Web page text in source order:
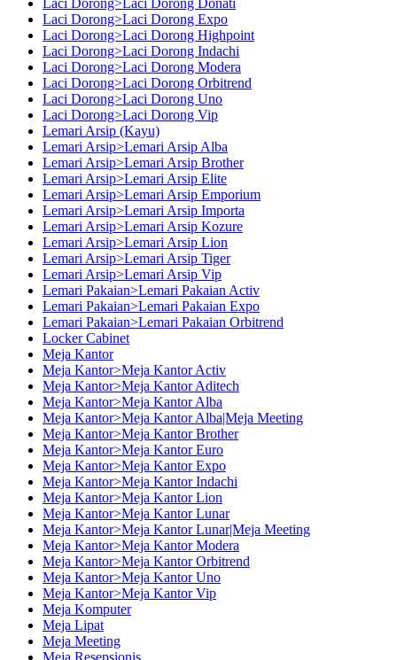
Laci Dorong>Laci Dorong Expo
Laci Dorong>Laci Dorong Highpoint
Laci Dorong>Laci Dorong Indachi
Laci Dorong>Laci Dorong Modera
Laci Dorong>Laci Dorong Orbitrend
Laci Dorong>Laci Dorong Uno
Laci Dorong>Laci Dorong Vip
Lemari Arsip (Kayu)
Lemari Arsip>Lemari Arsip Alba
Lemari Arsip>Lemari Arsip Brother
Lemari Arsip>Lemari Arsip Elite
Lemari Arsip>Lemari Arsip Emporium
Lemari Arsip>Lemari Arsip Importa
Lemari Arsip>Lemari Arsip Kozure
Lemari Arsip>Lemari Arsip Lion
Lemari Arsip>Lemari Arsip Tiger
Lemari Arsip>Lemari Arsip Vip
Lemari Pakaian>Lemari Pakaian Activ
Lemari Pakaian>Lemari Pakaian Expo
Lemari Pakaian>Lemari Pakaian Orbitrend
Locker Cabinet
Meja Kantor
Meja Kantor>Meja Kantor Activ
Meja Kantor>Meja Kantor Aditech
Meja Kantor>Meja Kantor Alba
Meja Kantor>Meja Kantor Alba|Meja Meeting
Meja Kantor>Meja Kantor Brother
Meja Kantor>Meja Kantor Euro
Meja Kantor>Meja Kantor Expo
Meja Kantor>Meja Kantor Indachi
Meja Kantor>Meja Kantor Lion
Meja Kantor>Meja Kantor Lunar
Meja Kantor>Meja Kantor Lunar|Meja Meeting
Meja Kantor>Meja Kantor Modera
Meja Kantor>Meja Kantor Orbitrend
Meja Kantor>Meja Kantor Uno
Meja Kantor>Meja Kantor Vip
Meja Komputer
Meja Lipat
Meja Meeting
Meja Resepsionis